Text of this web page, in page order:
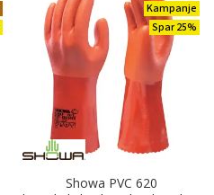
Kampanje
Spar 25%
Showa PVC 620